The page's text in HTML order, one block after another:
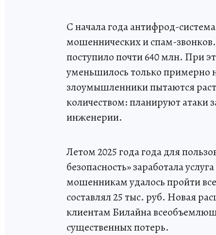
С начала года антифрод-
мошеннических и спам-
поступило почти 640 млн. При
уменьшилось только примерно
злоумышленники пытаются
количеством: планируют атаки
инженерии.
Летом 2025 года года для
безопасность» заработала
мошенникам удалось пройти
составлял 25 тыс. руб. Новая
клиентам Билайна
существенных потерь.